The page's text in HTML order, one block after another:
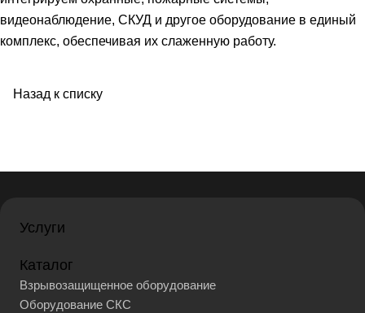
видеонаблюдение, СКУД и другое оборудование в единый
комплекс, обеспечивая их слаженную работу.
Назад к списку
Услуги
Каталог
Взрывозащищенное оборудование
Оборудование СКС